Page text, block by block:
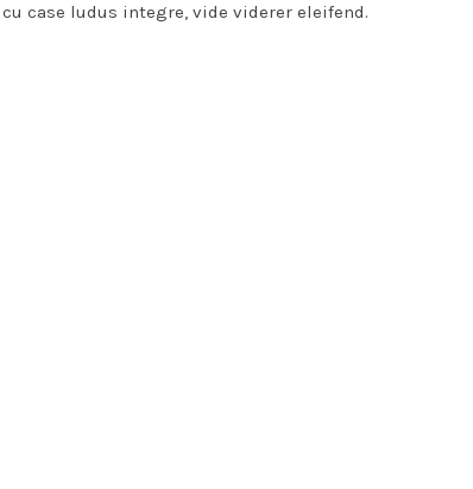
case ludus integre, vide viderer eleifend.